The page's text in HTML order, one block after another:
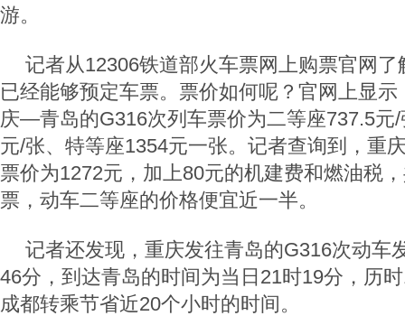
游。
记者从12306铁道部火车票网上购票官网
已经能够预定车票。票价如何呢？官网上显
庆—青岛的G316次列车票价为二等座737.5元
元/张、特等座1354元一张。记者查询到，重
票价为1272元，加上80元的机建费和燃油税
票，动车二等座的价格便宜近一半。
记者还发现，重庆发往青岛的G316次动车
46分，到达青岛的时间为当日21时19分，历
成都转乘节省近20个小时的时间。